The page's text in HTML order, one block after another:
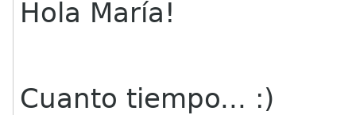
Hola María!
Cuanto tiempo... :)